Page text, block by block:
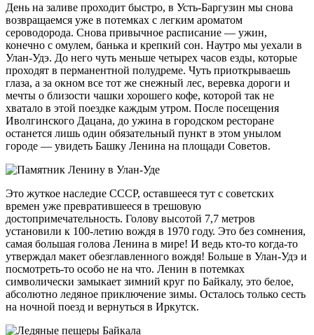
День на заливе проходит быстро, в Усть-Баргузин мы снова
возвращаемся уже в потемках с легким ароматом
сероводорода. Снова привычное расписание — ужин,
конечно с омулем, банька и крепкий сон. Наутро мы уехали в
Улан-Удэ. До него чуть меньше четырех часов езды, которые
проходят в перманентной полудреме. Чуть приоткрываешь
глаза, а за окном все тот же снежный лес, веревка дороги и
мечты о близости чашки хорошего кофе, которой так не
хватало в этой поездке каждым утром. После посещения
Иволгинского Дацана, до ужина в городском ресторане
останется лишь один обязательный пункт в этом унылом
городе — увидеть Башку Ленина на площади Советов.
Это жуткое наследие СССР, оставшееся тут с советских
времен уже превратившееся в трешовую
достопримечательность. Голову высотой 7,7 метров
установили к 100-летию вождя в 1970 году. Это без сомнения,
самая большая голова Ленина в мире! И ведь кто-то когда-то
утверждал макет обезглавленного вождя! Больше в Улан-Удэ и
посмотреть-то особо не на что. Ленин в потемках
символически замыкает зимний круг по Байкалу, это белое,
абсолютно ледяное приключение зимы. Осталось только сесть
на ночной поезд и вернуться в Иркутск.